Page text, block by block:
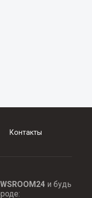
Контакты
и будь